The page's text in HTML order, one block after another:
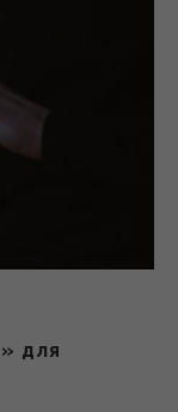
для